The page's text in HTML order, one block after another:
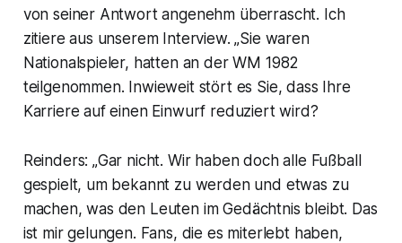
von seiner Antwort angenehm überrascht. Ich
zitiere aus unserem Interview. „Sie waren
Nationalspieler, hatten an der WM 1982
teilgenommen. Inwieweit stört es Sie, dass Ihre
Karriere auf einen Einwurf reduziert wird?
Reinders: „Gar nicht. Wir haben doch alle Fußball
gespielt, um bekannt zu werden und etwas zu
machen, was den Leuten im Gedächtnis bleibt. Das
ist mir gelungen. Fans, die es miterlebt haben,